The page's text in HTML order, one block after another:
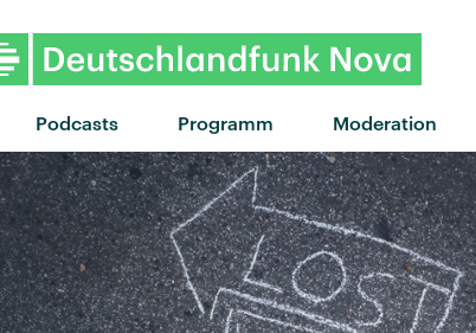
Podcasts Programm Moderation